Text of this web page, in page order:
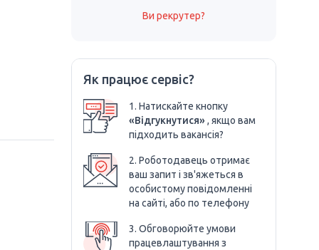
Ви рекрутер?
Як працює сервіс?
1. Натискайте кнопку
«Відгукнутися», якщо вам
підходить вакансія?
2. Роботодавець отримає
ваш запит і зв'яжеться в
особистому повідомленні
на сайті, або по телефону
3. Обговорюйте умови
працевлаштування з